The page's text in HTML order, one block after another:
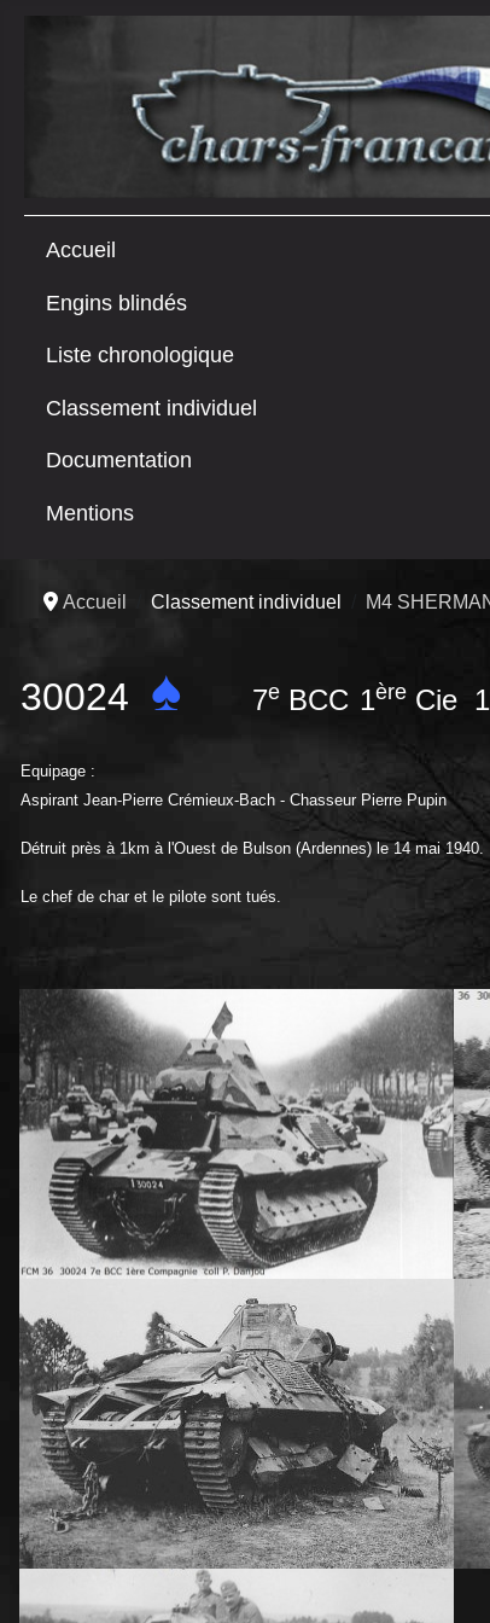
Accueil
Engins blindés
Liste chronologique
Classement individuel
Documentation
Mentions
Accueil Classement individuel M4
30024 ♠ 7e BCC 1ère Cie 1
Equipage :
Aspirant Jean-Pierre Crémieux-Bach - Chasseur Pierre Pupin
Détruit près à 1km à l'Ouest de Bulson (Ardennes) le 14 mai 1940.
Le chef de char et le pilote sont tués.